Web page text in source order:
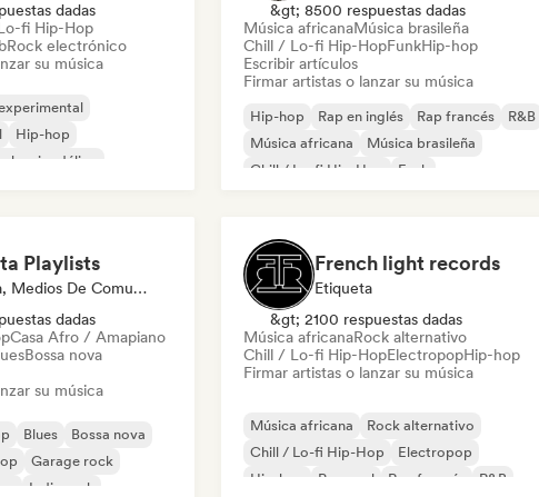
dadas
fi Hip-Hop
Rock electrónico
su música
Hip-hop
psicodélico
&gt; 8500 respuestas dadas
Música africanaMúsica brasileña
Chill / Lo-fi Hip-HopFunkHip-hop
Escribir artículos
Firmar artistas o lanzar su música
Hip-hop Rap en inglés Rap francés
R&B
Música africana
Música brasileña
Chill / Lo-fi Hip-Hop
Funk
Playlists
Etiqueta, Medios De Comunicación/Periodista
dadas
Casa Afro / Amapiano
Bossa nova
su música
Blues
Bossa nova
Garage rock
Indie rock
French light records
Etiqueta
&gt; 2100 respuestas dadas
Música africanaRock alternativo
Chill / Lo-fi Hip-HopElectropopHip-hop
Firmar artistas o lanzar su música
Música africana
Rock alternativo
Chill / Lo-fi Hip-Hop
Electropop
Hip-hop
Pop soul Rap francés R&B